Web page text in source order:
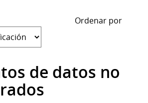
Ordenar por
de datos no